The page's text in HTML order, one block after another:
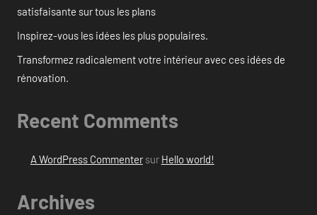
satisfaisante sur tous les plans
Inspirez-vous les idées les plus populaires.
Transformez radicalement votre intérieur avec ces idées de
rénovation.
Recent Comments
A WordPress Commentersur Hello world!
Archives